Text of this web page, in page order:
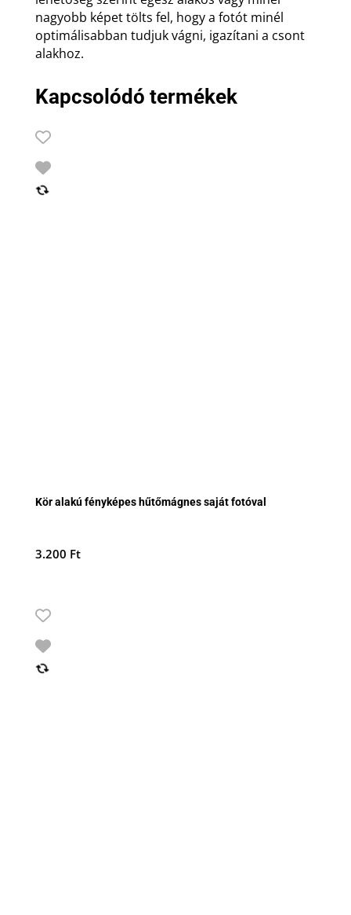
nagyobb képet tölts fel, hogy a fotót minél
optimálisabban tudjuk vágni, igazítani a csont
alakhoz.
Kapcsolódó termékek
Kör alakú fényképes hűtőmágnes saját fotóval
3.200 Ft